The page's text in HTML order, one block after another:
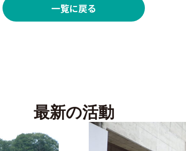
一覧に戻る
最新の活動